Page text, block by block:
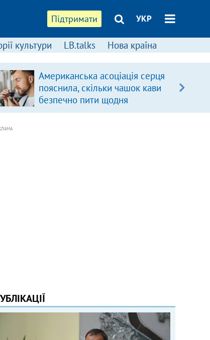
Підтримати УКР
культури LB.talks Нова країна
Росіяни атакували Київ
балістикою і "Цирконами", є
загиблі (доповнено)